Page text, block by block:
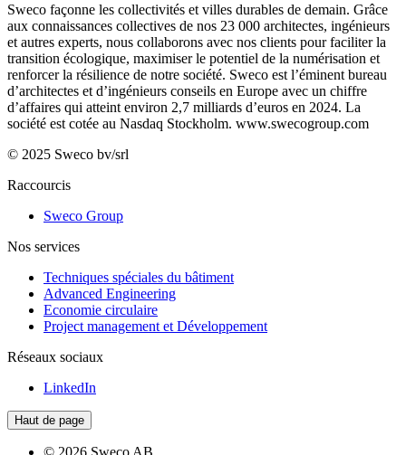
Sweco façonne les collectivités et villes durables de demain. Grâce
aux connaissances collectives de nos 23 000 architectes, ingénieurs
et autres experts, nous collaborons avec nos clients pour faciliter la
transition écologique, maximiser le potentiel de la numérisation et
renforcer la résilience de notre société. Sweco est l’éminent bureau
d’architectes et d’ingénieurs conseils en Europe avec un chiffre
d’affaires qui atteint environ 2,7 milliards d’euros en 2024. La
société est cotée au Nasdaq Stockholm. www.swecogroup.com
© 2025 Sweco bv/srl
Raccourcis
Sweco Group
Nos services
Techniques spéciales du bâtiment
Advanced Engineering
Economie circulaire
Project management et Développement
Réseaux sociaux
LinkedIn
Haut de page
© 2026 Sweco AB